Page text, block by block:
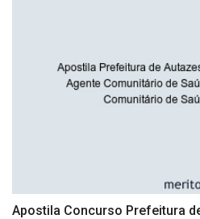
Apostila Concurso Prefeitura